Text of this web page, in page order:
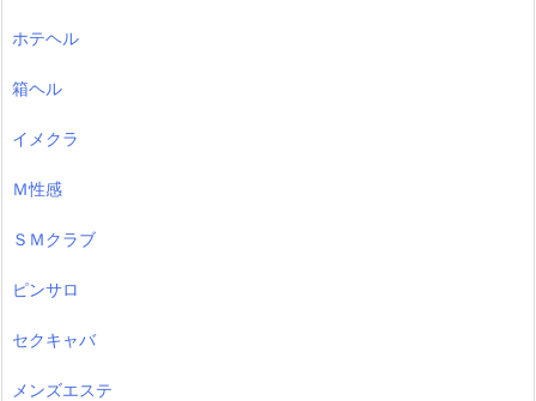
ホテヘル
箱ヘル
イメクラ
Ｍ性感
ＳＭクラブ
ピンサロ
セクキャバ
メンズエステ